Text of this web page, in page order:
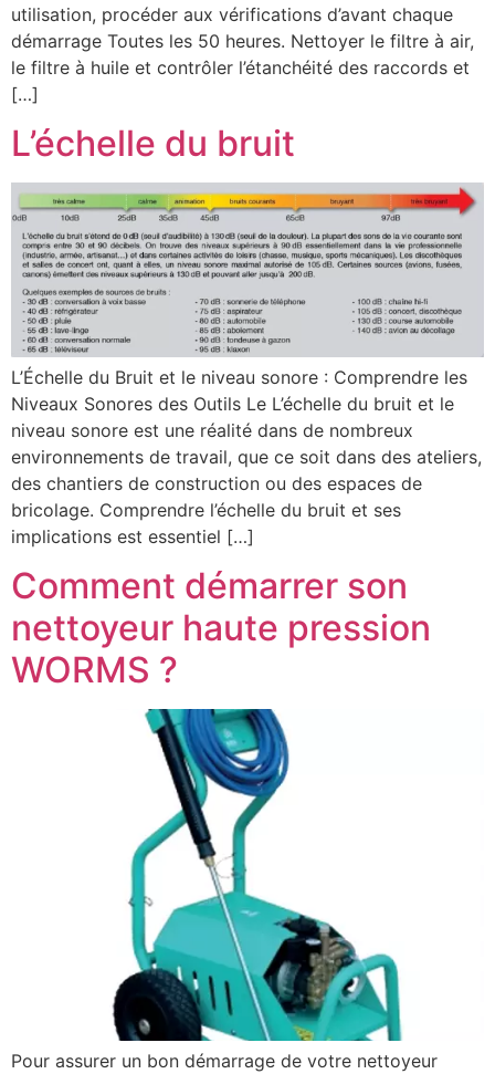
utilisation, procéder aux vérifications d’avant chaque
démarrage Toutes les 50 heures. Nettoyer le filtre à air,
le filtre à huile et contrôler l’étanchéité des raccords et
[…]
L’échelle du bruit
L’Échelle du Bruit et le niveau sonore : Comprendre les
Niveaux Sonores des Outils Le L’échelle du bruit et le
niveau sonore est une réalité dans de nombreux
environnements de travail, que ce soit dans des ateliers,
des chantiers de construction ou des espaces de
bricolage. Comprendre l’échelle du bruit et ses
implications est essentiel […]
Comment démarrer son
nettoyeur haute pression
WORMS ?
Pour assurer un bon démarrage de votre nettoyeur